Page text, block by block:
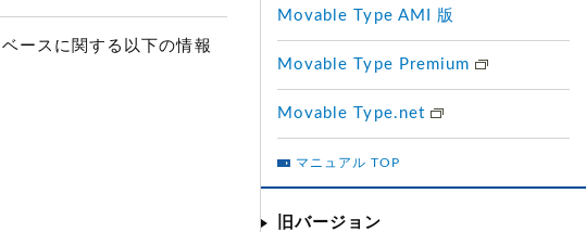
ースに関する以下の情報
Movable Type AMI 版
Movable Type Premium
Movable Type.net
マニュアル TOP
旧バージョン